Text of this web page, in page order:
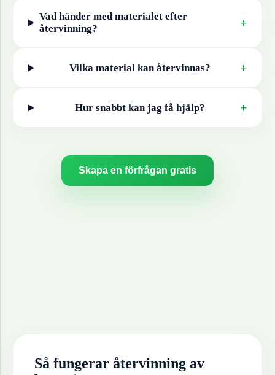
Vad händer med materialet efter
återvinning?
+
Vilka material kan återvinnas? +
Hur snabbt kan jag få hjälp? +
Skapa en förfrågan gratis
Så fungerar återvinning av